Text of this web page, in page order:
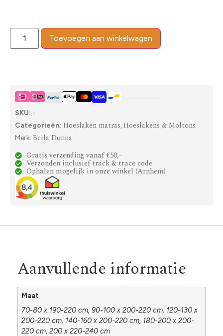
Toevoegen aan winkelwagen
SKU: -
Categorieën: Hoeslaken matras, Hoeslakens & Moltons
Merk: Bella Donna
Gratis verzending vanaf €50,-
Verzonden inclusief track & trace code
Ophalen mogelijk in onze winkel (Arnhem)
Aanvullende informatie
Maat
70-80 x 190-220 cm, 90-100 x 200-220 cm, 120-130 x
200-220 cm, 140-160 x 200-220 cm, 180-200 x 200-
220 cm, 200 x 220-240 cm